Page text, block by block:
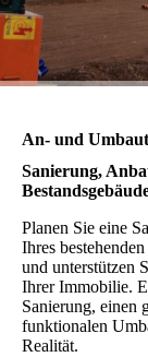
An- und
Sanierung,
Planen Sie eine
Ihres
und unterstützen
Ihrer Immobilie.
Sanierung, einen
funktionalen
Realität.